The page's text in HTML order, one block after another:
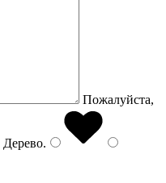
Пожалуйста,
Дерево.